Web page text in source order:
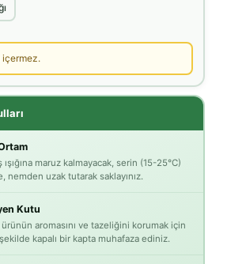
içermez.
maruz kalmayacak, serin (15-25°C)
nemden uzak tutarak saklayınız.
Kutu
ürünün aromasını ve tazeliğini korumak için
kapalı bir kapta muhafaza ediniz.